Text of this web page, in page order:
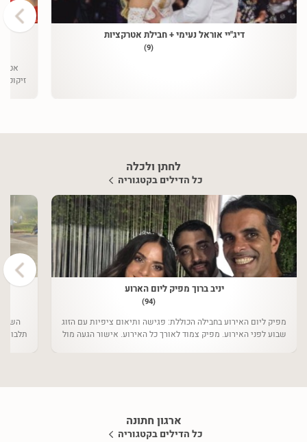
דיג"יי אוראל נעימי + חבילת אטרקציות
(9)
›
לחתן ולכלה
כל הדילים בקטגוריה
יניב ברוך מפיק ליום הארוע
(94)
מפיק ליום האירוע בחבילה הכוללת: פגישה ותיאום ציפיות עם הזוג
שבוע לפני האירוע. מפיק צמוד לאורך כל האירוע. אישור הגעה מול
תלבושות לחתן, 25 תלבושות
›
ארגון חתונה
כל הדילים בקטגוריה